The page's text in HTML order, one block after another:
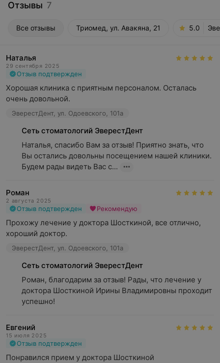
Отзывы 7
Все отзывы Триомед, ул. Авакяна, 21 5.0
Наталья
29 сентября 2025
Отзыв подтвержден
Хорошая клиника с приятным персоналом. Осталась
очень довольной.
ЭверестДент, ул. Одоевского, 101а
Сеть стоматологий ЭверестДент
Наталья, спасибо Вам за отзыв! Приятно знать, что
Вы остались довольны посещением нашей клиники.
Будем рады видеть Вас с...
Роман
2 августа 2025
Отзыв подтвержден Рекомендую
Прохожу лечение у доктора Шосткиной, все отлично,
хороший доктор.
ЭверестДент, ул. Одоевского, 101а
Сеть стоматологий ЭверестДент
Роман, благодарим за отзыв! Рады, что лечение у
доктора Шосткиной Ирины Владимировны проходит
успешно!
Евгений
15 июля 2025
Отзыв подтвержден
Понравился прием у доктора Шосткиной